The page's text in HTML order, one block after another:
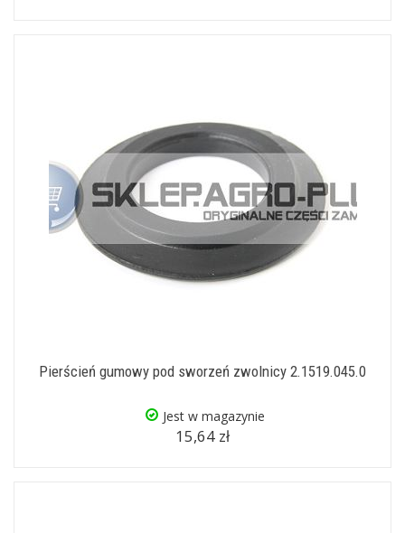
Pierścień gumowy pod sworzeń zwolnicy 2.1519.045.0
Jest w magazynie
15,64 zł